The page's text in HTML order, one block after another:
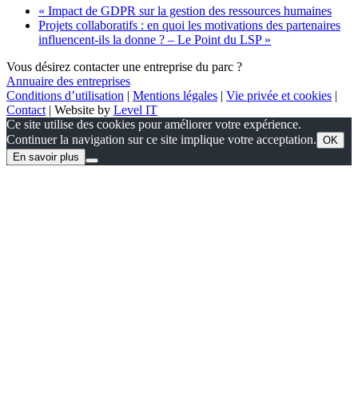
« Impact de GDPR sur la gestion des ressources humaines
Projets collaboratifs : en quoi les motivations des partenaires
influencent-ils la donne ? – Le Point du LSP »
Vous désirez contacter une entreprise du parc ?
Annuaire des entreprises
Conditions d’utilisation | Mentions légales | Vie privée et cookies |
Contact | Website by Level IT
Ce site utilise des cookies pour améliorer votre expérience.
Continuer la navigation sur ce site implique votre acceptation. OK
En savoir plus